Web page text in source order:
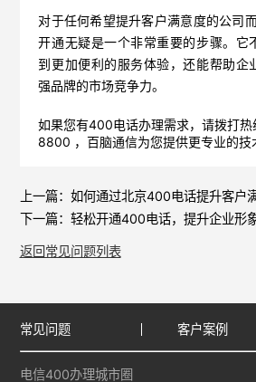
对于任何希望提升客户满意度的公司而
开通无疑是一个非常重要的步骤。它
到更加便利的服务体验，还能帮助企
强品牌的市场竞争力。
如果您有400电话办理需求，请拨打
8800 ，百脑通信为您提供更专业的技
上一篇： 如何通过北京400电话提升客户
下一篇： 轻松开通400电话，提升企业形
返回常见问题列表
常见问题 客户案例
电信400办理城市圈